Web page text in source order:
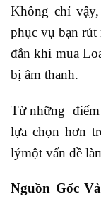
Không chỉ
phục vụ bạn rút
đắn khi mua
bị âm thanh.
Từ những
lựa chọn hơn
lýmột vấn đề
Nguồn Gốc